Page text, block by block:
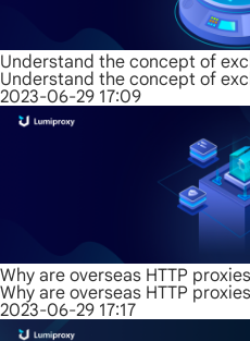
Understand the concept of
Understand the concept of
2023-06-29 17:09
Why are overseas HTTP
Why are overseas HTTP
2023-06-29 17:17